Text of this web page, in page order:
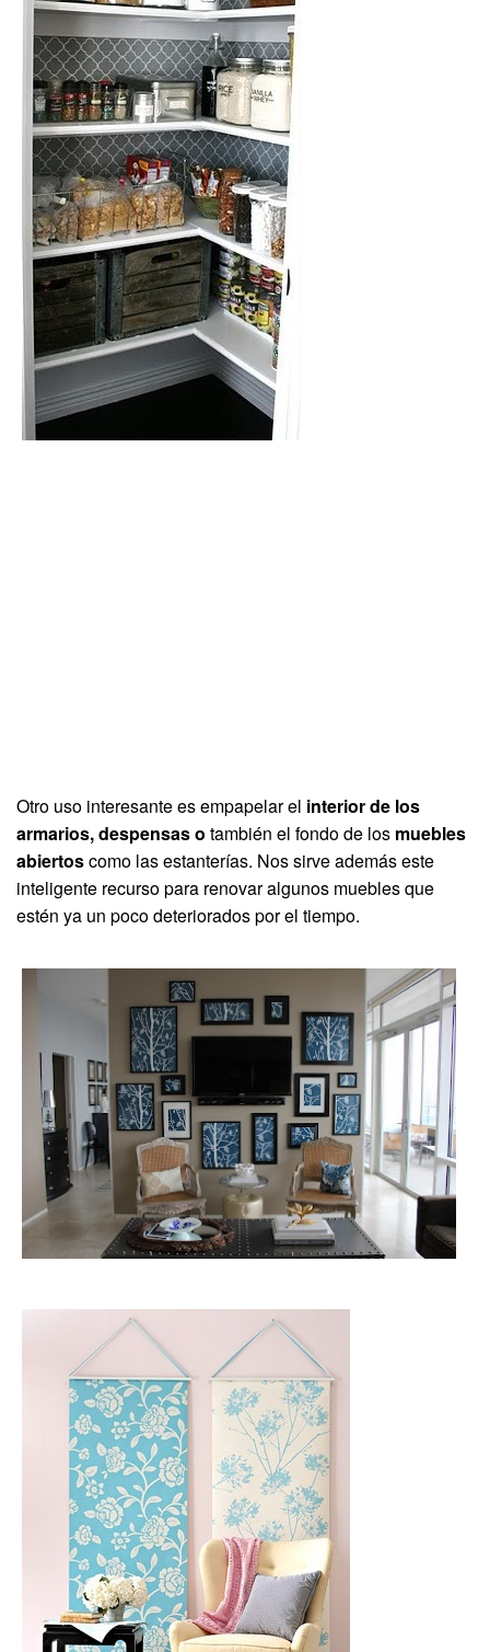
Otro uso interesante es empapelar el interior de los
armarios, despensas o también el fondo de los muebles
abiertoscomo las estanterías. Nos sirve además este
inteligente recurso para renovar algunos muebles que
estén ya un poco deteriorados por el tiempo.